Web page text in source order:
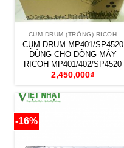
CỤM DRUM (TRỐNG) RICOH
CỤM DRUM MP401/SP4520
DÙNG CHO DÒNG MÁY
RICOH MP401/402/SP4520
2,450,000₫
-16%